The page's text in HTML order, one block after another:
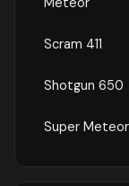
Scram 411
Shotgun 650
Super